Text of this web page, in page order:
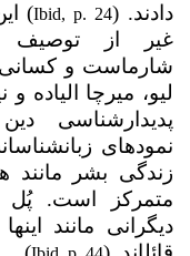
دادند. (Ibid, p. 24
)
غیر از توصیف
شارماست و کسانی
لیو، میرچا الیاده و
پدیدارشناسی
نمودهای
زندگی بشر
متمرکز است. پُل
دیگرانی مانند